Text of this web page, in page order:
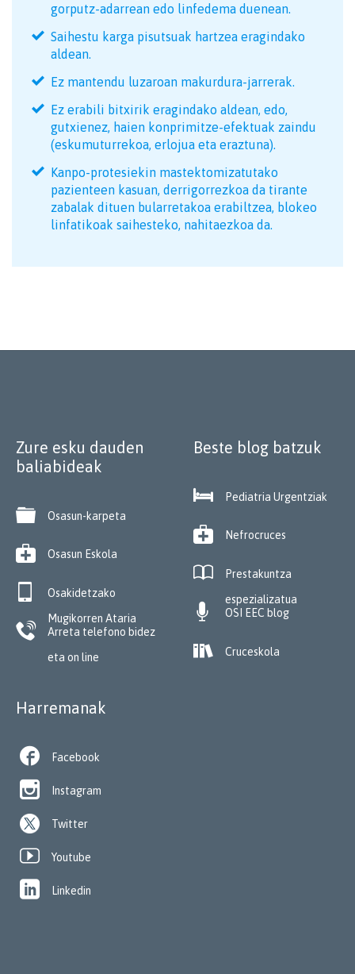
gorputz-adarrean edo linfedema duenean.
Saihestu karga pisutsuak hartzea eragindako
aldean.
Ez mantendu luzaroan makurdura-jarrerak.
Ez erabili bitxirik eragindako aldean, edo,
gutxienez, haien konprimitze-efektuak zaindu
(eskumuturrekoa, erlojua eta eraztuna).
Kanpo-protesiekin mastektomizatutako
pazienteen kasuan, derrigorrezkoa da tirante
zabalak dituen bularretakoa erabiltzea, blokeo
linfatikoak saihesteko, nahitaezkoa da.
Zure esku dauden
baliabideak
 Osasun-karpeta
 Osasun Eskola

Osakidetzako
Mugikorren Ataria

Arreta telefono bidez
eta on line
Beste blog batzuk
 Pediatria Urgentziak
 Nefrocruces

Prestakuntza
espezializatua
 OSI EEC blog
 Cruceskola
Harremanak
 Facebook
 Instagram
Twitter
 Youtube
 Linkedin